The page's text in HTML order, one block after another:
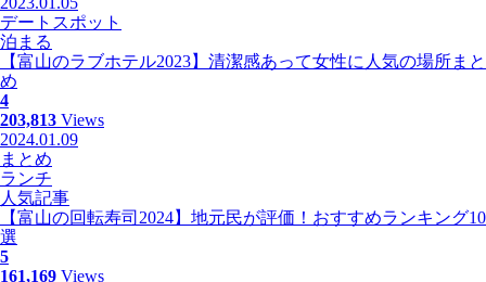
デートスポット
泊まる
【富山のラブホテル2023】清潔感あって女性に人気の場所まと
め
4
203,813 Views
2024.01.09
まとめ
ランチ
人気記事
【富山の回転寿司2024】地元民が評価！おすすめランキング10
選
5
161,169 Views